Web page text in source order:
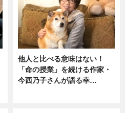
他人と比べる意味はない！
「命の授業」を続ける作家・
今西乃子さんが語る幸…